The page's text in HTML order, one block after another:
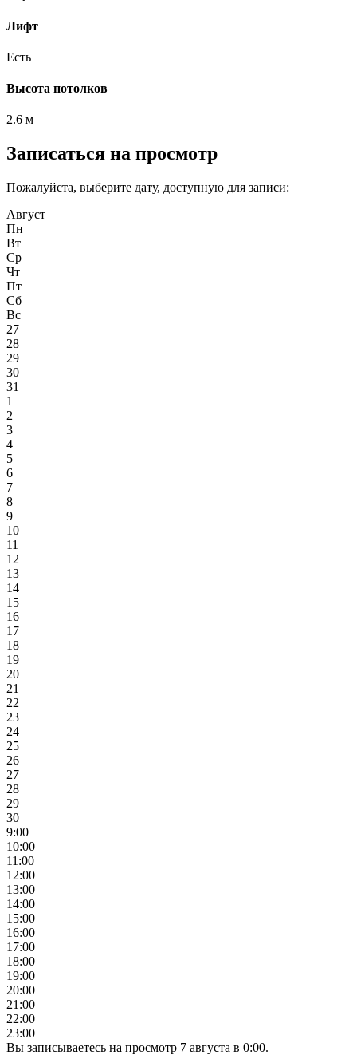
Лифт
Есть
Высота потолков
2.6 м
Записаться на просмотр
Пожалуйста, выберите дату, доступную для записи:
Август
Пн
Вт
Ср
Чт
Пт
Сб
Вс
27
28
29
30
31
1
2
3
4
5
6
7
8
9
10
11
12
13
14
15
16
17
18
19
20
21
22
23
24
25
26
27
28
29
30
9:00
10:00
11:00
12:00
13:00
14:00
15:00
16:00
17:00
18:00
19:00
20:00
21:00
22:00
23:00
Вы записываетесь на просмотр 7 августа в 0:00.